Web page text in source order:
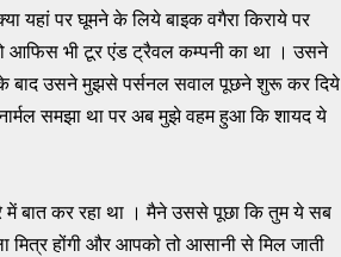
पर घूमने के लिये बाइक वगैरा किराये पर
भी टूर एंड ट्रैवल कम्पनी का था । उसने
बाद उसने मुझसे पर्सनल सवाल पूछने शुरू कर दिये
समझा था पर अब मुझे वहम हुआ कि शायद ये
में बात कर रहा था । मैने उससे पूछा कि तुम ये सब
मित्र होंगी और आपको तो आसानी से मिल जाती